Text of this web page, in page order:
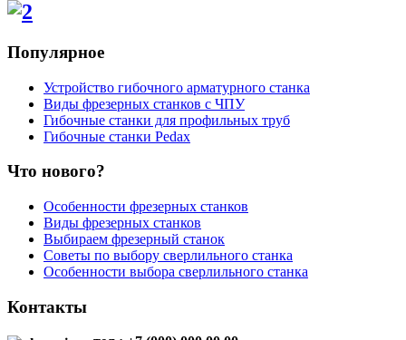
Популярное
Устройство гибочного арматурного станка
Виды фрезерных станков с ЧПУ
Гибочные станки для профильных труб
Гибочные станки Pedax
Что нового?
Особенности фрезерных станков
Виды фрезерных станков
Выбираем фрезерный станок
Советы по выбору сверлильного станка
Особенности выбора сверлильного станка
Контакты